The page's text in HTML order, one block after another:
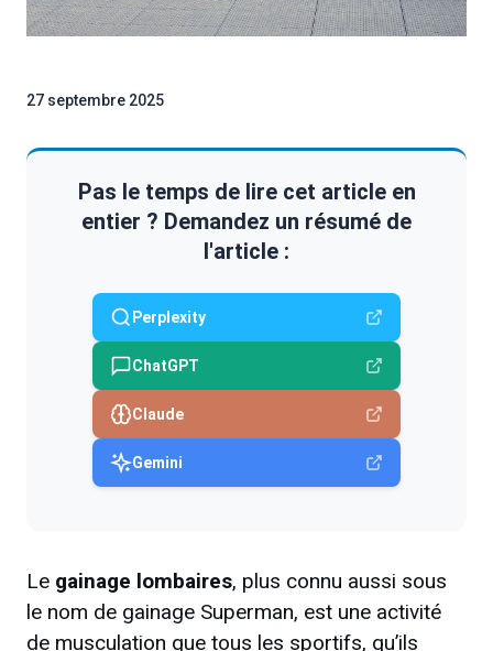
27 septembre 2025
Pas le temps de lire cet article en
entier ? Demandez un résumé de
l'article :
Perplexity
ChatGPT
Claude
Gemini
Le gainage lombaires, plus connu aussi sous
le nom de gainage Superman, est une activité
de musculation que tous les sportifs, qu’ils